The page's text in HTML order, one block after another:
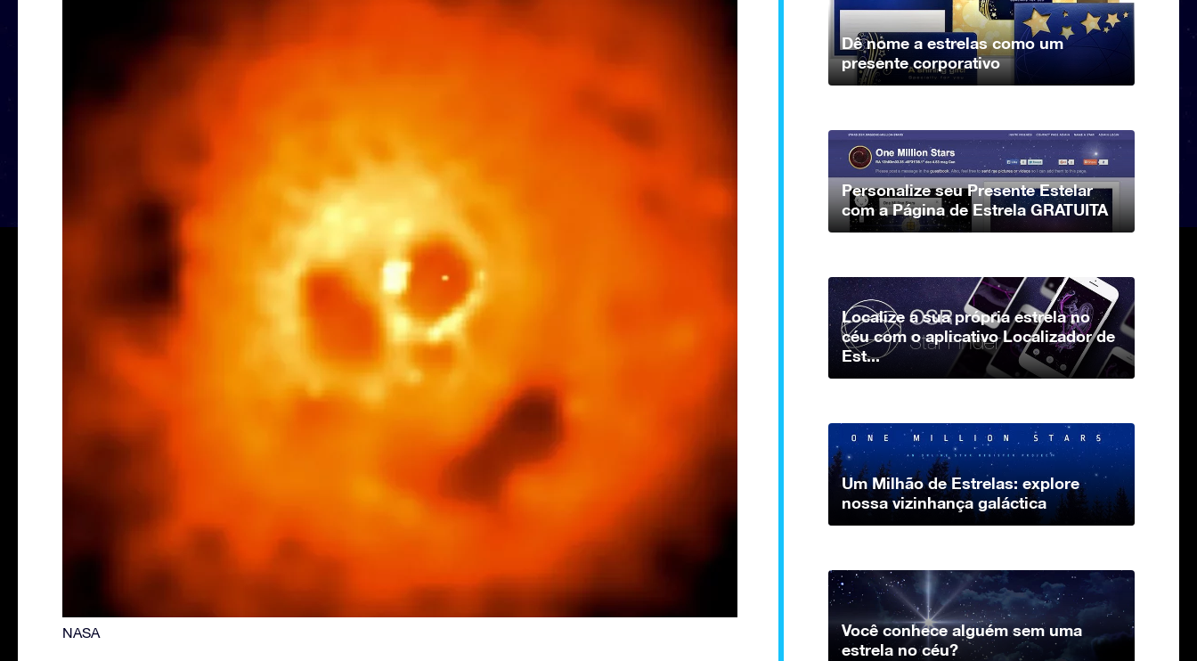
NASA
Dê nome a estrelas como um
presente corporativo
Personalize seu Presente Estelar
com a Página de Estrela GRATUITA
Localize a sua própria estrela no
céu com o aplicativo Localizador de
Est...
Um Milhão de Estrelas: explore
nossa vizinhança galáctica
Você conhece alguém sem uma
estrela no céu?